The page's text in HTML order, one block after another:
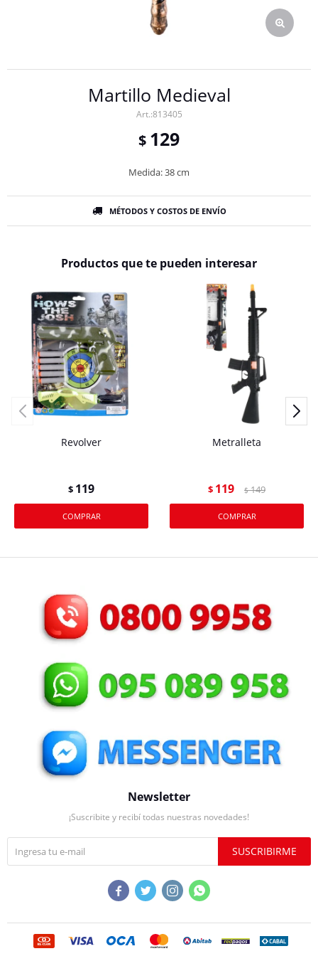
Martillo Medieval
813405
$ 129
Medida: 38 cm
MÉTODOS Y COSTOS DE ENVÍO
Productos que te pueden interesar
Revolver
$ 119
Metralleta
$ 119 $ 149
Newsletter
¡Suscribite y recibí todas nuestras novedades!
SUSCRIBIRME
   